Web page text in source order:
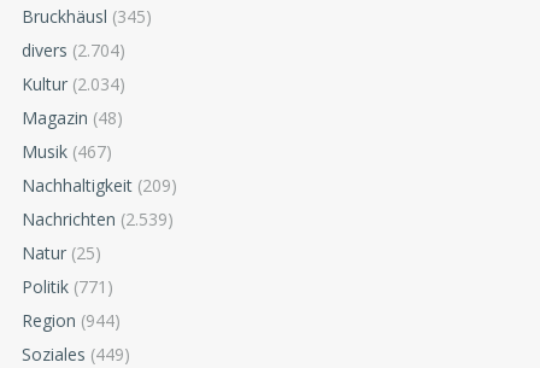
Bruckhäusl (345)
divers (2.704)
Kultur (2.034)
Magazin (48)
Musik (467)
Nachhaltigkeit (209)
Nachrichten (2.539)
Natur (25)
Politik (771)
Region (944)
Soziales (449)